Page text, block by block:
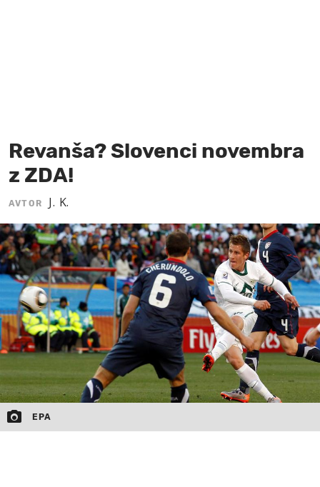
Revanša? Slovenci novembra
z ZDA!
AVTOR J. K.
EPA